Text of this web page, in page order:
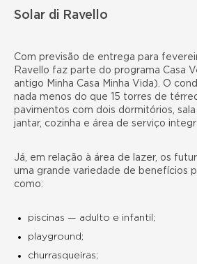
Solar di Ravello
Com previsão de entrega para
Ravello faz parte do programa Casa
antigo Minha Casa Minha Vida). O
nada menos do que 15 torres de
pavimentos com dois dormitórios,
jantar, cozinha e área de serviço
Já, em relação à área de lazer, os
uma grande variedade de benefícios
como:
piscinas — adulto e infantil;
playground;
churrasqueiras;